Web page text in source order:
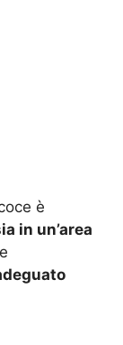
è
in un’area